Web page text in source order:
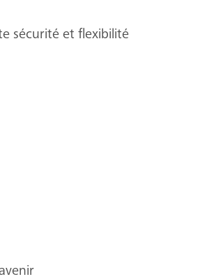
sécurité et flexibilité